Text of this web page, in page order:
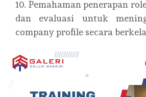
Pemahaman penerapan
dan evaluasi untuk
company profile secara